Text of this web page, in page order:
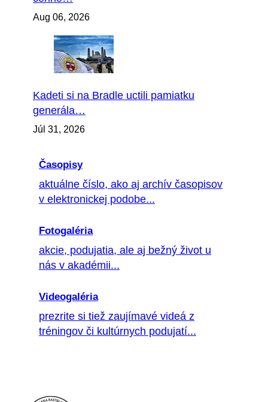
Aug 06, 2026
Kadeti si na Bradle uctili pamiatku
generála…
Júl 31, 2026
Časopisy
aktuálne číslo, ako aj archív časopisov
v elektronickej podobe...
Fotogaléria
akcie, podujatia, ale aj bežný život u
nás v akadémii...
Videogaléria
prezrite si tiež zaujímavé videá z
tréningov či kultúrnych podujatí...